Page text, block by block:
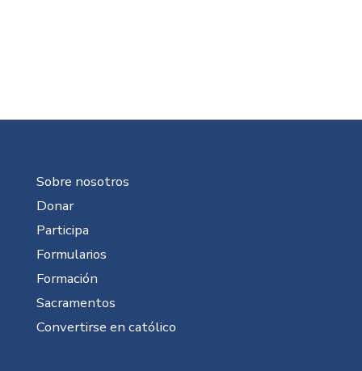
Sobre nosotros
Donar
Participa
Formularios
Formación
Sacramentos
Convertirse en católico